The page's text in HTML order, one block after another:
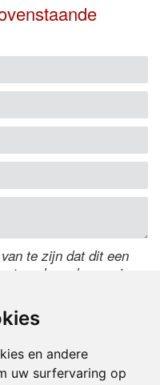
en andere
uw surfervaring op
te zijn dat dit een
code over in